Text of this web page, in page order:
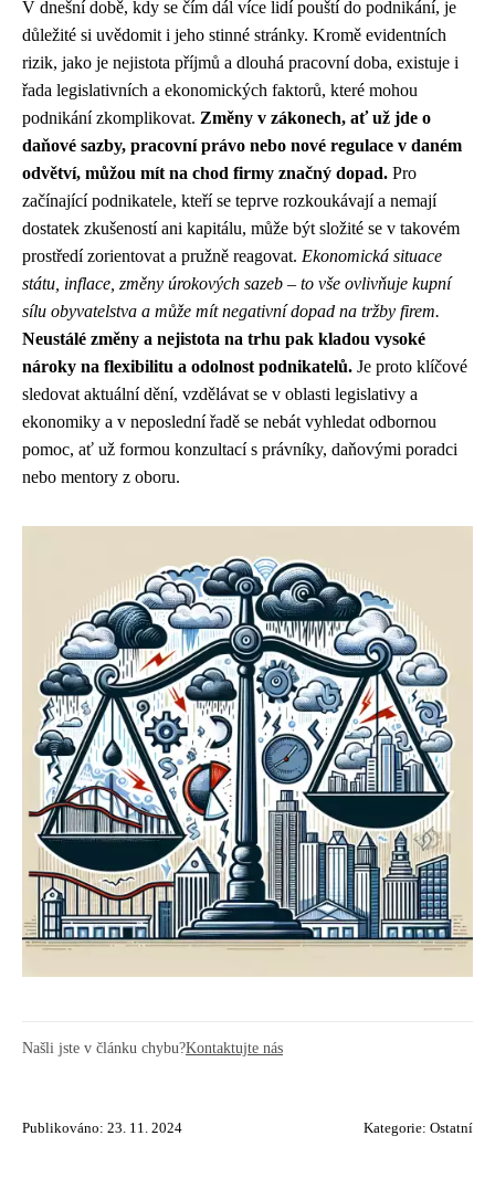
V dnešní době, kdy se čím dál více lidí pouští do podnikání, je
důležité si uvědomit i jeho stinné stránky. Kromě evidentních
rizik, jako je nejistota příjmů a dlouhá pracovní doba, existuje i
řada legislativních a ekonomických faktorů, které mohou
podnikání zkomplikovat. Změny v zákonech, ať už jde o
daňové sazby, pracovní právo nebo nové regulace v daném
odvětví, můžou mít na chod firmy značný dopad. Pro
začínající podnikatele, kteří se teprve rozkoukávají a nemají
dostatek zkušeností ani kapitálu, může být složité se v takovém
prostředí zorientovat a pružně reagovat. Ekonomická situace
státu, inflace, změny úrokových sazeb – to vše ovlivňuje kupní
sílu obyvatelstva a může mít negativní dopad na tržby firem.
Neustálé změny a nejistota na trhu pak kladou vysoké
nároky na flexibilitu a odolnost podnikatelů. Je proto klíčové
sledovat aktuální dění, vzdělávat se v oblasti legislativy a
ekonomiky a v neposlední řadě se nebát vyhledat odbornou
pomoc, ať už formou konzultací s právníky, daňovými poradci
nebo mentory z oboru.
Našli jste v článku chybu?Kontaktujte nás
Publikováno: 23. 11. 2024 Kategorie: Ostatní